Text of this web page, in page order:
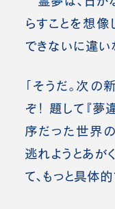
らすことを想像
できないに違い
「そうだ。次
ぞ！ 題して『夢
序だった世界
逃れようとあが
て、もっと具体